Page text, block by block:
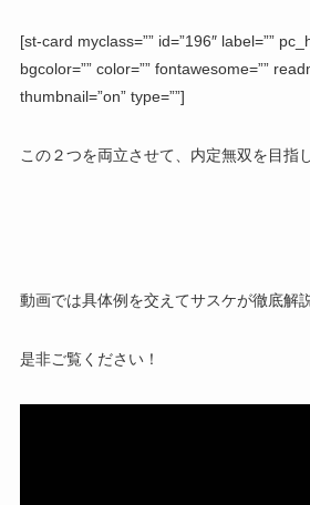
[st-card myclass=”” id=”196″ label=””
bgcolor=”” color=”” fontawesome=””
thumbnail=”on” type=””]
この２つを両立させて、内定無双を目指
動画では具体例を交えてサスケが徹底解
是非ご覧ください！